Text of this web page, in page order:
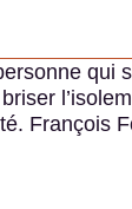
François